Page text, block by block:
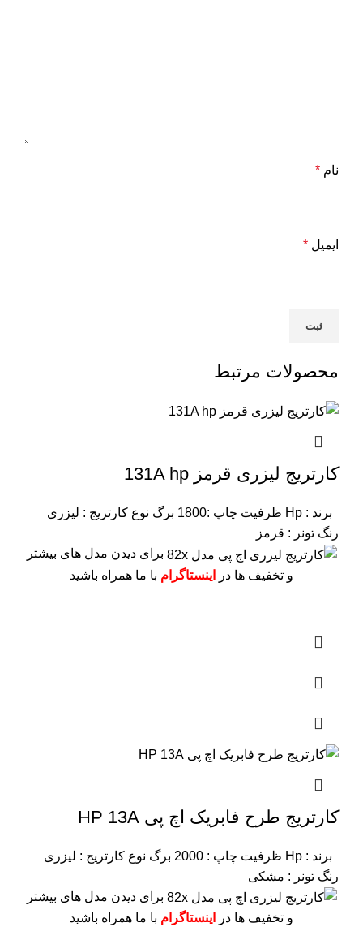
نام *
ایمیل *
محصولات مرتبط
کارتریج لیزری قرمز 131A hp
برند : Hp ظرفیت چاپ :1800 برگ
نوع کارتریج : لیزری
رنگ تونر : قرمز
برای دیدن مدل های بیشتر
و تخفیف ها در
اینستاگرام با ما همراه باشید
کارتریج طرح فابریک اچ پی HP 13A
برند : Hp ظرفیت چاپ : 2000 برگ
نوع کارتریج : لیزری
رنگ تونر : مشکی
برای دیدن مدل های بیشتر
و تخفیف ها در
اینستاگرام با ما همراه باشید